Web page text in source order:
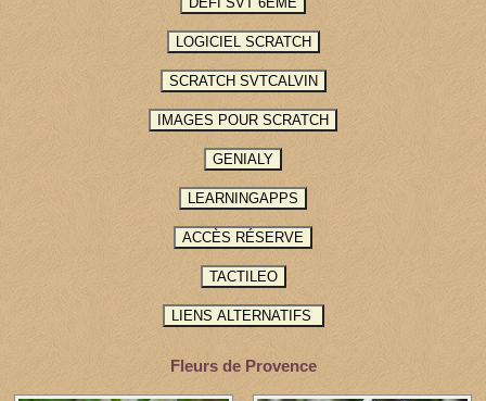
Fleurs de Provence